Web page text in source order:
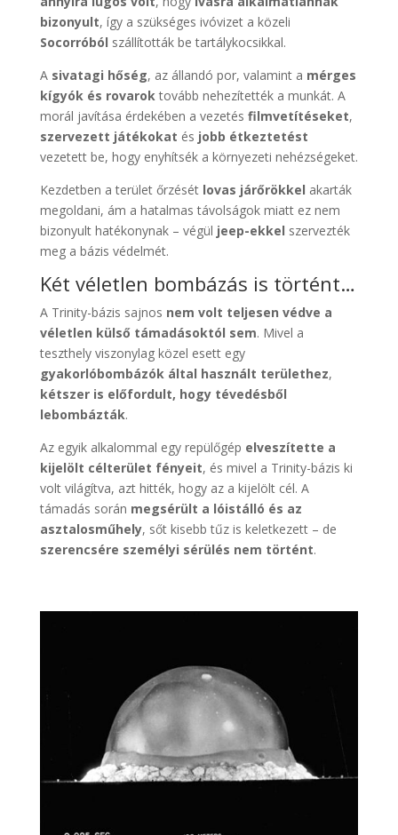
bizonyult, így a szükséges ivóvizet a közeli
Socorróból szállították be tartálykocsikkal.
A sivatagi hőség, az állandó por, valamint a mérges
kígyók és rovarok tovább nehezítették a munkát. A
morál javítása érdekében a vezetés filmvetítéseket,
szervezett játékokat és jobb étkeztetést
vezetett be, hogy enyhítsék a környezeti nehézségeket.
Kezdetben a terület őrzését lovas járőrökkel akarták
megoldani, ám a hatalmas távolságok miatt ez nem
bizonyult hatékonynak – végül jeep-ekkel szervezték
meg a bázis védelmét.
Két véletlen bombázás is történt…
A Trinity-bázis sajnos nem volt teljesen védve a
véletlen külső támadásoktól sem. Mivel a
teszthely viszonylag közel esett egy
gyakorlóbombázók által használt területhez,
kétszer is előfordult, hogy tévedésből
lebombázták.
Az egyik alkalommal egy repülőgép elveszítette a
kijelölt célterület fényeit, és mivel a Trinity-bázis ki
volt világítva, azt hitték, hogy az a kijelölt cél. A
támadás során megsérült a lóistálló és az
asztalosműhely, sőt kisebb tűz is keletkezett – de
szerencsére személyi sérülés nem történt.